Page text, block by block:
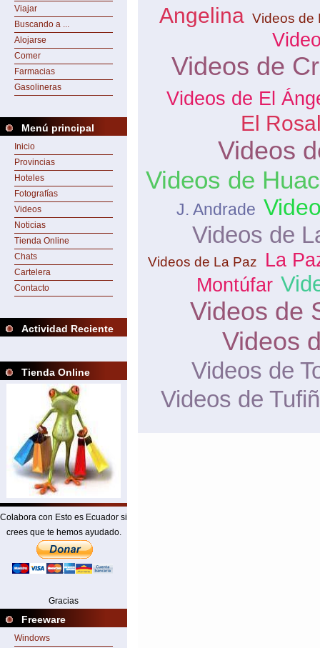
Viajar
Buscando a ...
Alojarse
Comer
Farmacias
Gasolineras
Menú principal
Inicio
Provincias
Hoteles
Fotografías
Videos
Noticias
Tienda Online
Chats
Cartelera
Contacto
Actividad Reciente
Tienda Online
Colabora con Esto es Ecuador si
crees que te hemos ayudado.
Gracias
Freeware
Windows
Angelina Videos de
Videos de
Videos de El
El
Videos
Videos de
J. Andrade
Videos de
Videos de La Paz
La
Montúfar
Videos de
Videos
Videos de
Videos de